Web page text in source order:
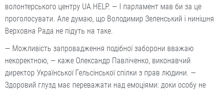
волонтерського центру UA.HELP. — І парламент мав би за це
проголосувати. Але думаю, що Володимир Зеленський і нинішня
Верховна Рада не підуть на таке.
— Можливість запровадження подібної заборони вважаю
некоректною, — каже Олександр Павліченко, виконавчий
директор Української Гельсінської спілки з прав людини. —
Здоровий глузд має переважати над емоціями: доки особу не